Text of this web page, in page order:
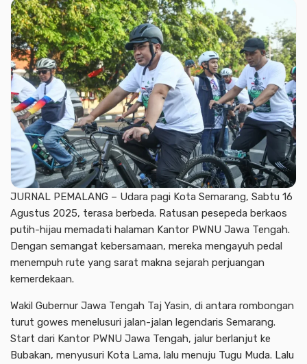
JURNAL PEMALANG – Udara pagi Kota Semarang, Sabtu 16
Agustus 2025, terasa berbeda. Ratusan pesepeda berkaos
putih-hijau memadati halaman Kantor PWNU Jawa Tengah.
Dengan semangat kebersamaan, mereka mengayuh pedal
menempuh rute yang sarat makna sejarah perjuangan
kemerdekaan.
Wakil Gubernur Jawa Tengah Taj Yasin, di antara rombongan
turut gowes menelusuri jalan-jalan legendaris Semarang.
Start dari Kantor PWNU Jawa Tengah, jalur berlanjut ke
Bubakan, menyusuri Kota Lama, lalu menuju Tugu Muda. Lalu